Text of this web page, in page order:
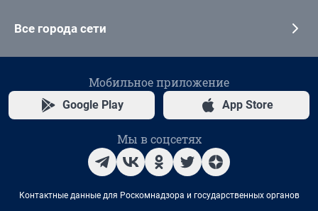
Все города сети
Мобильное приложение
Google Play App Store
Мы в соцсетях
Контактные данные для Роскомнадзора и государственных органов